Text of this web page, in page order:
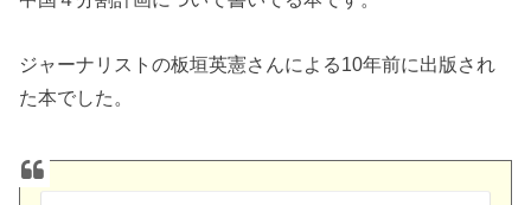
ジャーナリストの板垣英憲さんによる10年前に出版され
た本でした。